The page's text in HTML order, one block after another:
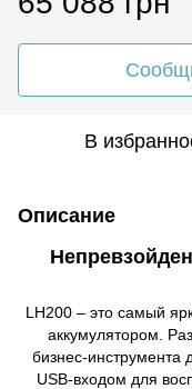
В
Описание
LH200 – это самый
аккумулятором.
бизнес-инструмента
USB-входом для